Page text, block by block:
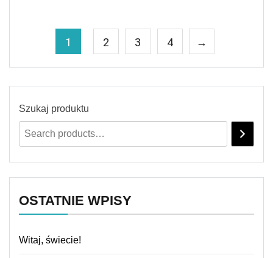
1 2 3 4 →
Szukaj produktu
OSTATNIE WPISY
Witaj, świecie!